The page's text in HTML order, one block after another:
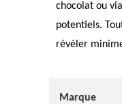
chocolat ou
potentiels.
révéler
Marque